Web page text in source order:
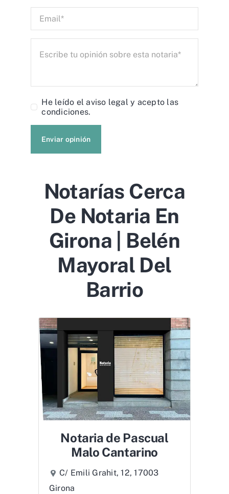
He leído elaviso legal y acepto las
condiciones.
Enviar opinión
Notarías Cerca
De Notaria En
Girona | Belén
Mayoral Del
Barrio
Notaria de Pascual
Malo Cantarino
C/ Emili Grahit, 12, 17003
Girona